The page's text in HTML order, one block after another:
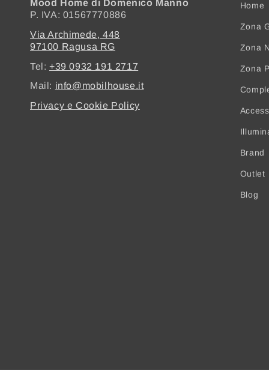
Mood Home di Domenico Manno
P. IVA: 01567770886
Via Archimede, 448
97100 Ragusa RG
Tel: +39 0932 191 2717
Mail: info@mobilhouse.it
Privacy e Cookie Policy
Home
Zona
Zona
Zona
Brand
Outlet
Blog